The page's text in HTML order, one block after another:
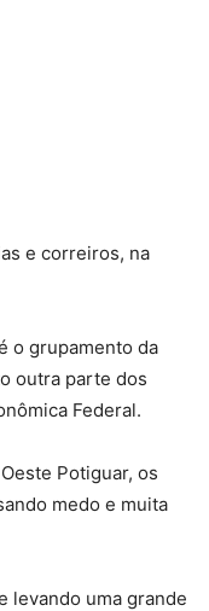
e correiros, na
o grupamento da
outra parte dos
Federal.
Potiguar, os
medo e muita
levando uma grande